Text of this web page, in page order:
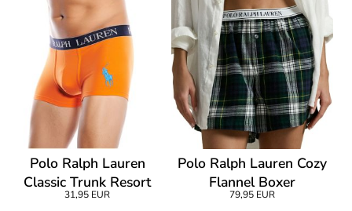
Polo Ralph Lauren
Classic Trunk Resort
Orange
31,95 EUR
Polo Ralph Lauren Cozy
Flannel Boxer
79,95 EUR